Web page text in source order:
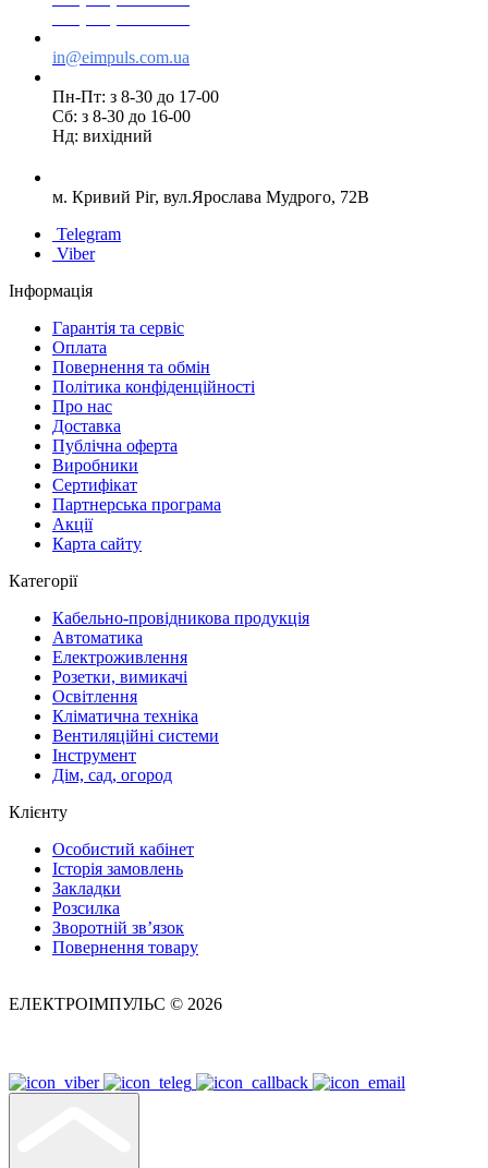
in@eimpuls.com.ua
Пн-Пт: з 8-30 до 17-00
Сб: з 8-30 до 16-00
Нд: вихідний
м. Кривий Ріг, вул.Ярослава Мудрого, 72В
Telegram
Viber
Інформація
Гарантія та сервіс
Оплата
Повернення та обмін
Політика конфіденційності
Про нас
Доставка
Публічна оферта
Виробники
Сертифікат
Партнерська програма
Акції
Карта сайту
Категорії
Кабельно-провідникова продукція
Автоматика
Електроживлення
Розетки, вимикачі
Освітлення
Кліматична техніка
Вентиляційні системи
Інструмент
Дім, сад, огород
Клієнту
Особистий кабінет
Історія замовлень
Закладки
Розсилка
Зворотній зв’язок
Повернення товару
ЕЛЕКТРОІМПУЛЬС © 2026